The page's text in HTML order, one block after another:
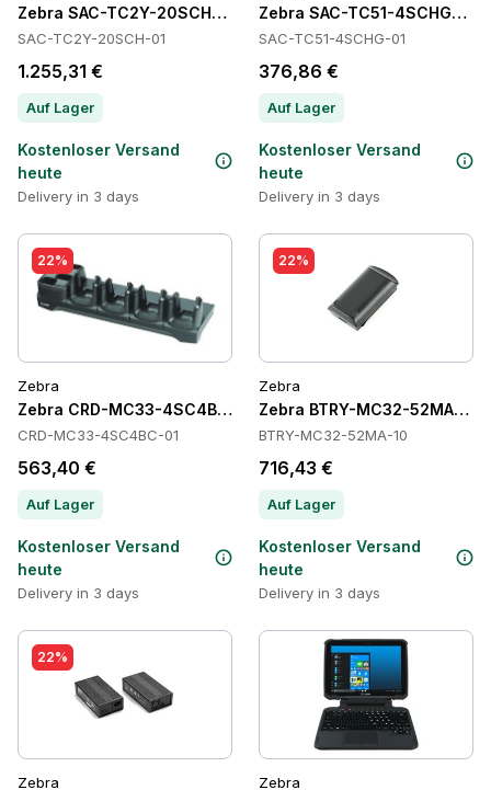
Zebra SAC-TC2Y-20SCH-01 Batteries
SAC-TC2Y-20SCH-01
1.255,31 €
Auf Lager
Kostenloser Versand
heute
Delivery in 3 days
Zebra SAC-TC51-4SCHG-01
SAC-TC51-4SCHG-01
376,86 €
Auf Lager
Kostenloser Versand
heute
Delivery in 3 days
22%
Zebra
Zebra CRD-MC33-4SC4BC-01 Cradles
CRD-MC33-4SC4BC-01
563,40 €
Auf Lager
Kostenloser Versand
heute
Delivery in 3 days
22%
Zebra
Zebra BTRY-MC32-52MA-10
BTRY-MC32-52MA-10
716,43 €
Auf Lager
Kostenloser Versand
heute
Delivery in 3 days
22%
Zebra Zebra